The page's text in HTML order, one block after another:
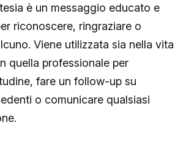
è un messaggio educato e
riconoscere, ringraziare o
Viene utilizzata sia nella vita
quella professionale per
fare un follow-up su
o comunicare qualsiasi